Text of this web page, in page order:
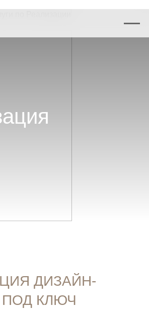
ДИЗАЙН-
ПОД КЛЮЧ